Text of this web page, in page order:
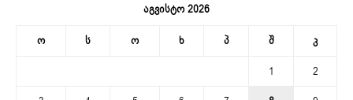
აგვისტო 2026
ო ს ო ხ პ შ კ
1
2